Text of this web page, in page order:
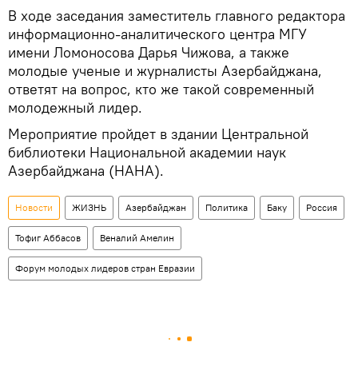
В ходе заседания заместитель главного редактора
информационно-аналитического центра МГУ
имени Ломоносова Дарья Чижова, а также
молодые ученые и журналисты Азербайджана,
ответят на вопрос, кто же такой современный
молодежный лидер.
Мероприятие пройдет в здании Центральной
библиотеки Национальной академии наук
Азербайджана (НАНА).
Новости ЖИЗНЬ Азербайджан Политика Баку Россия
Тофиг Аббасов Веналий Амелин
Форум молодых лидеров стран Евразии